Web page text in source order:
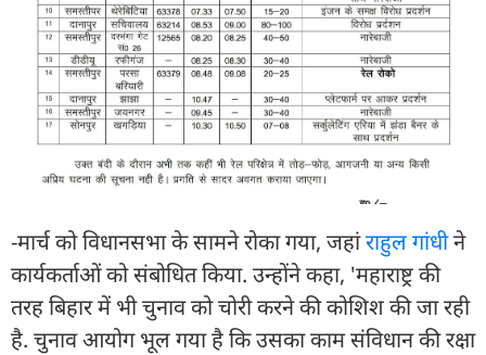
-मार्च को विधानसभा के सामने रोका गया, जहांराहुल गांधीने
कार्यकर्ताओं को संबोधित किया. उन्होंने कहा, 'महाराष्ट्र की
तरह बिहार में भी चुनाव को चोरी करने की कोशिश की जा रही
है. चुनाव आयोग भूल गया है कि उसका काम संविधान की रक्षा